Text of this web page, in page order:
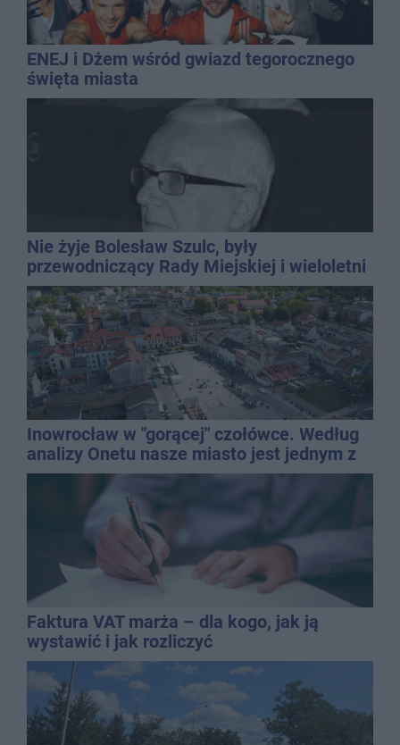
ENEJ i Dżem wśród gwiazd tegorocznego
święta miasta
Nie żyje Bolesław Szulc, były
przewodniczący Rady Miejskiej i wieloletni
dyrektor SP 14
Inowrocław w "gorącej" czołówce. Według
analizy Onetu nasze miasto jest jednym z
najbardziej narażonych na upały
Faktura VAT marża – dla kogo, jak ją
wystawić i jak rozliczyć